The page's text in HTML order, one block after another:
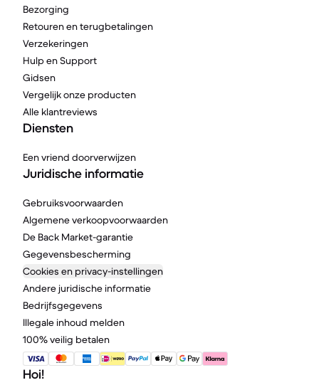
Bezorging
Retouren en terugbetalingen
Verzekeringen
Hulp en Support
Gidsen
Vergelijk onze producten
Alle klantreviews
Diensten
Een vriend doorverwijzen
Juridische informatie
Gebruiksvoorwaarden
Algemene verkoopvoorwaarden
De Back Market-garantie
Gegevensbescherming
Cookies en privacy-instellingen
Andere juridische informatie
Bedrijfsgegevens
Illegale inhoud melden
100% veilig betalen
Hoi!